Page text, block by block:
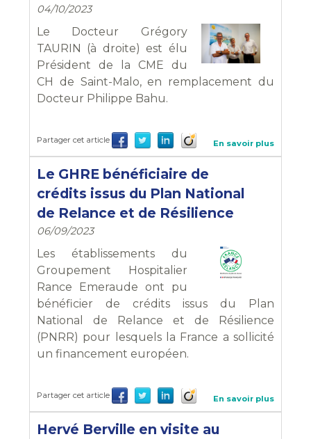
04/10/2023
Le Docteur Grégory
TAURIN (à droite) est élu
Président de la CME du
CH de Saint-Malo, en remplacement du
Docteur Philippe Bahu.
Partager cet article En savoir plus
Le GHRE bénéficiaire de
crédits issus du Plan National
de Relance et de Résilience
06/09/2023
Les établissements du
Groupement Hospitalier
Rance Emeraude ont pu
bénéficier de crédits issus du Plan
National de Relance et de Résilience
(PNRR) pour lesquels la France a sollicité
un financement européen.
Partager cet article En savoir plus
Hervé Berville en visite au